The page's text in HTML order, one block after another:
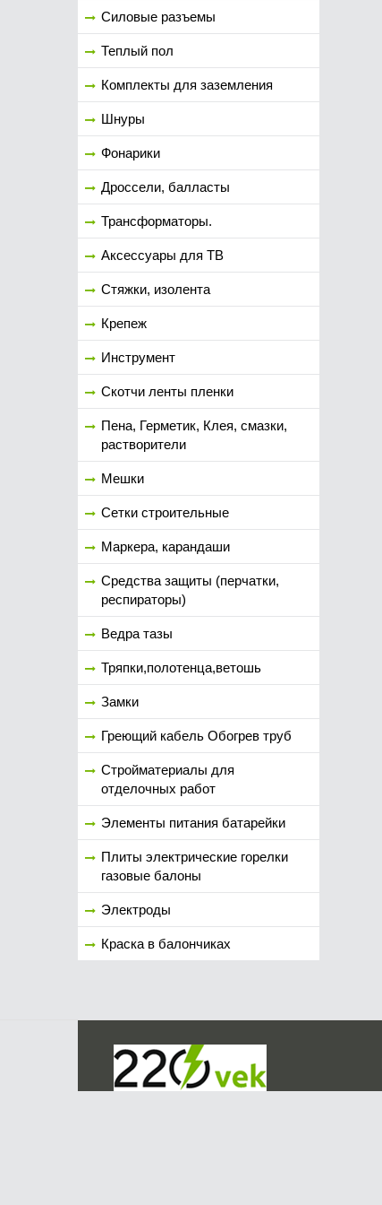
Силовые разъемы
Теплый пол
Комплекты для заземления
Шнуры
Фонарики
Дроссели, балласты
Трансформаторы.
Аксессуары для ТВ
Стяжки, изолента
Крепеж
Инструмент
Скотчи ленты пленки
Пена, Герметик, Клея, смазки,
растворители
Мешки
Сетки строительные
Маркера, карандаши
Средства защиты (перчатки,
респираторы)
Ведра тазы
Тряпки,полотенца,ветошь
Замки
Греющий кабель Обогрев труб
Стройматериалы для
отделочных работ
Элементы питания батарейки
Плиты электрические горелки
газовые балоны
Электроды
Краска в балончиках